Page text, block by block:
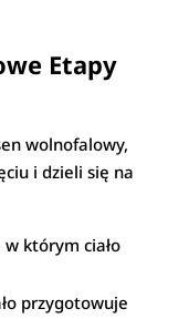
Etapy
wolnofalowy,
i dzieli się na
którym ciało
przygotowuje